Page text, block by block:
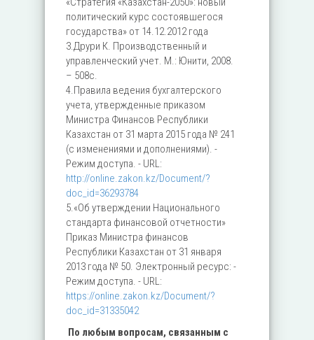
политический курс состоявшегося
государства» от 14.12.2012 года
3.Друри К. Производственный и
управленческий учет. М.: Юнити, 2008.
– 508с.
4.Правила ведения бухгалтерского
учета, утвержденные приказом
Министра Финансов Республики
Казахстан от 31 марта 2015 года № 241
(с изменениями и дополнениями). -
Режим доступа. - URL:
http://online.zakon.kz/Document/?
doc_id=36293784
5.«Об утверждении Национального
стандарта финансовой отчетности»
Приказ Министра финансов
Республики Казахстан от 31 января
2013 года № 50. Электронный ресурс: -
Режим доступа. - URL:
https://online.zakon.kz/Document/?
doc_id=31335042
По любым вопросам, связанным с